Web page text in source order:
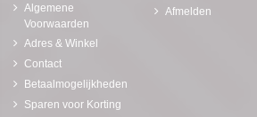
Algemene
Voorwaarden
Adres & Winkel
Contact
Betaalmogelijkheden
Sparen voor Korting
Afmelden